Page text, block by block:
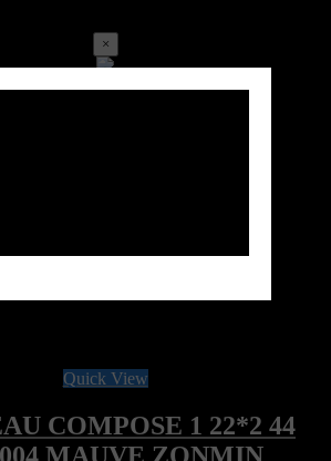
×
004LOC-4000-082-244-ZM
Quick View
COMPOSE 1 22*2 44
MAUVE ZONMIN